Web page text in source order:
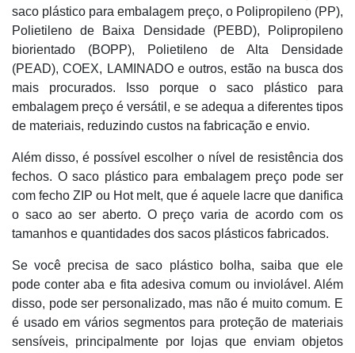
saco plástico para embalagem preço, o Polipropileno (PP),
Polietileno de Baixa Densidade (PEBD), Polipropileno
biorientado (BOPP), Polietileno de Alta Densidade
(PEAD), COEX, LAMINADO e outros, estão na busca dos
mais procurados. Isso porque o saco plástico para
embalagem preço é versátil, e se adequa a diferentes tipos
de materiais, reduzindo custos na fabricação e envio.
Além disso, é possível escolher o nível de resistência dos
fechos. O saco plástico para embalagem preço pode ser
com fecho ZIP ou Hot melt, que é aquele lacre que danifica
o saco ao ser aberto. O preço varia de acordo com os
tamanhos e quantidades dos sacos plásticos fabricados.
Se você precisa de saco plástico bolha, saiba que ele
pode conter aba e fita adesiva comum ou inviolável. Além
disso, pode ser personalizado, mas não é muito comum. E
é usado em vários segmentos para proteção de materiais
sensíveis, principalmente por lojas que enviam objetos